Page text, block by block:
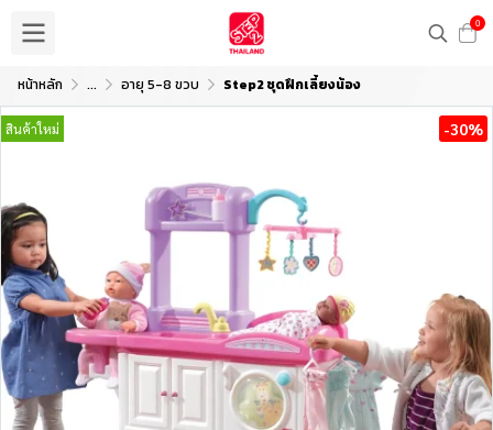
0
หน้าหลัก ... อายุ 5-8 ขวบ Step2 ชุดฝึกเลี้ยงน้อง
สินค้าใหม่ -30%